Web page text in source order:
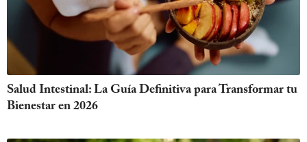
Salud Intestinal: La Guía Definitiva para Transformar tu
Bienestar en 2026